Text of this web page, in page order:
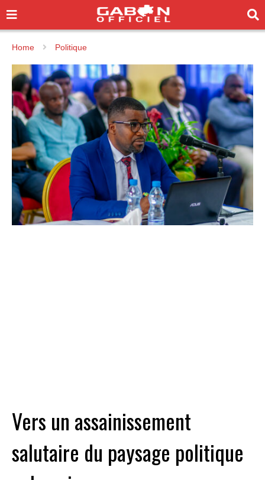
Home Politique
Vers un assainissement
salutaire du paysage politique